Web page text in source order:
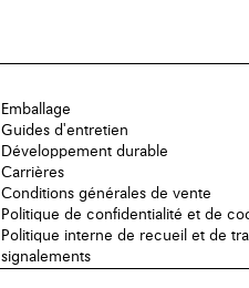
Emballage
Guides d'entretien
Développement durable
Carrières
Conditions générales de vente
Politique de confidentialité et de
Politique interne de recueil et de
signalements